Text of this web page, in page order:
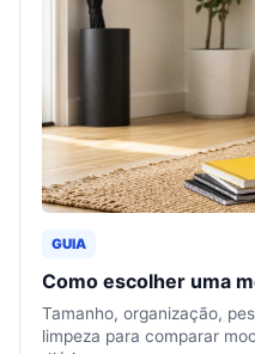
GUIA
Como escolher uma
Tamanho, organização,
limpeza para comparar